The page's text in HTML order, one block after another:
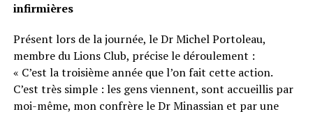
infirmières
Présent lors de la journée, le Dr Michel Portoleau,
membre du Lions Club, précise le déroulement :
« C’est la troisième année que l’on fait cette action.
C’est très simple : les gens viennent, sont accueillis par
moi-même, mon confrère le Dr Minassian et par une